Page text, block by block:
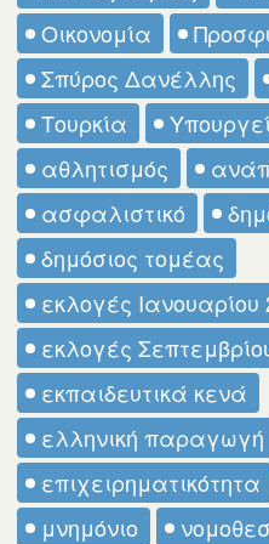
Οικονομία
Σπύρος Δανέλλης
Τουρκία
αθλητισμός
ασφαλιστικό
δημόσιος τομέας
εκλογές Ιανουαρίου
εκλογές
εκπαιδευτικά κενά
ελληνική παραγωγή
επιχειρηματικότητα
μνημόνιο